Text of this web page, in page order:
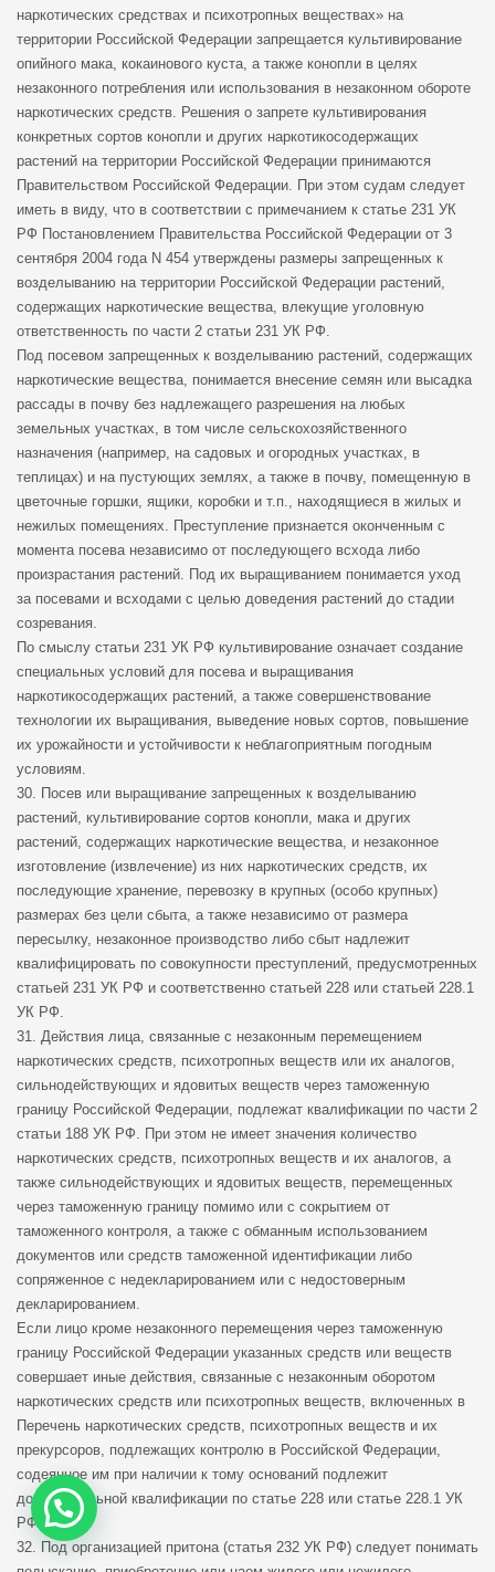
наркотических средствах и психотропных веществах» на
территории Российской Федерации запрещается культивирование
опийного мака, кокаинового куста, а также конопли в целях
незаконного потребления или использования в незаконном обороте
наркотических средств. Решения о запрете культивирования
конкретных сортов конопли и других наркотикосодержащих
растений на территории Российской Федерации принимаются
Правительством Российской Федерации. При этом судам следует
иметь в виду, что в соответствии с примечанием к статье 231 УК
РФ Постановлением Правительства Российской Федерации от 3
сентября 2004 года N 454 утверждены размеры запрещенных к
возделыванию на территории Российской Федерации растений,
содержащих наркотические вещества, влекущие уголовную
ответственность по части 2 статьи 231 УК РФ.
Под посевом запрещенных к возделыванию растений, содержащих
наркотические вещества, понимается внесение семян или высадка
рассады в почву без надлежащего разрешения на любых
земельных участках, в том числе сельскохозяйственного
назначения (например, на садовых и огородных участках, в
теплицах) и на пустующих землях, а также в почву, помещенную в
цветочные горшки, ящики, коробки и т.п., находящиеся в жилых и
нежилых помещениях. Преступление признается оконченным с
момента посева независимо от последующего всхода либо
произрастания растений. Под их выращиванием понимается уход
за посевами и всходами с целью доведения растений до стадии
созревания.
По смыслу статьи 231 УК РФ культивирование означает создание
специальных условий для посева и выращивания
наркотикосодержащих растений, а также совершенствование
технологии их выращивания, выведение новых сортов, повышение
их урожайности и устойчивости к неблагоприятным погодным
условиям.
30. Посев или выращивание запрещенных к возделыванию
растений, культивирование сортов конопли, мака и других
растений, содержащих наркотические вещества, и незаконное
изготовление (извлечение) из них наркотических средств, их
последующие хранение, перевозку в крупных (особо крупных)
размерах без цели сбыта, а также независимо от размера
пересылку, незаконное производство либо сбыт надлежит
квалифицировать по совокупности преступлений, предусмотренных
статьей 231 УК РФ и соответственно статьей 228 или статьей 228.1
УК РФ.
31. Действия лица, связанные с незаконным перемещением
наркотических средств, психотропных веществ или их аналогов,
сильнодействующих и ядовитых веществ через таможенную
границу Российской Федерации, подлежат квалификации по части 2
статьи 188 УК РФ. При этом не имеет значения количество
наркотических средств, психотропных веществ и их аналогов, а
также сильнодействующих и ядовитых веществ, перемещенных
через таможенную границу помимо или с сокрытием от
таможенного контроля, а также с обманным использованием
документов или средств таможенной идентификации либо
сопряженное с недекларированием или с недостоверным
декларированием.
Если лицо кроме незаконного перемещения через таможенную
границу Российской Федерации указанных средств или веществ
совершает иные действия, связанные с незаконным оборотом
наркотических средств или психотропных веществ, включенных в
Перечень наркотических средств, психотропных веществ и их
прекурсоров, подлежащих контролю в Российской Федерации,
содеянное им при наличии к тому оснований подлежит
дополнительной квалификации по статье 228 или статье 228.1 УК
РФ.
32. Под организацией притона (статья 232 УК РФ) следует понимать